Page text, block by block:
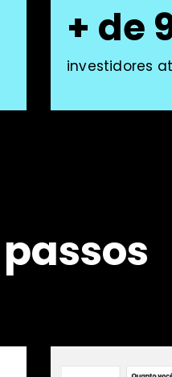
+ de
investidores